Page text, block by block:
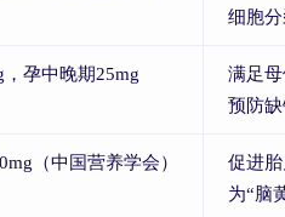
细胞
孕中晚期25mg
满足
预防
（中国营养学会）
促进
为“脑